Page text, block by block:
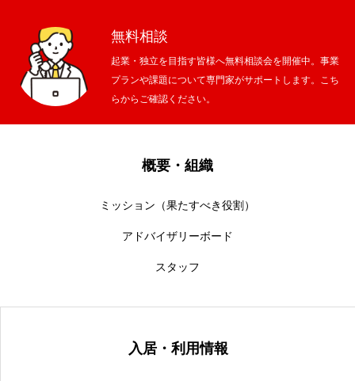
無料相談
起業・独立を目指す皆様へ無料相談会を開催中。事業
プランや課題について専門家がサポートします。こち
らからご確認ください。
概要・組織
ミッション（果たすべき役割）
アドバイザリーボード
スタッフ
入居・利用情報